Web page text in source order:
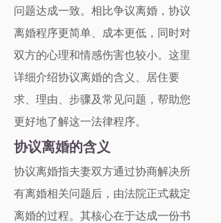
问题达成一致。相比争议离婚，协议
离婚程序更简单、成本更低，同时对
双方的心理和情感伤害也较小。这里
详细介绍协议离婚的含义、居住要
求、理由、步骤及常见问题，帮助您
更好地了解这一法律程序。
协议离婚的含义
协议离婚指夫妻双方通过协商解决所
有离婚相关问题后，由法院正式裁定
离婚的过程。其核心在于达成一份书